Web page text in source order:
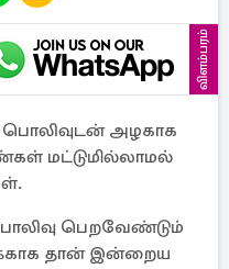
விளம்பரம்
பொலிவுடன் அழகாக
மட்டுமில்லாமல்
பெறவேண்டும்
தான் இன்றைய